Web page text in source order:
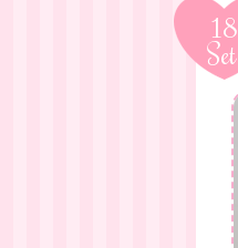
18
Set